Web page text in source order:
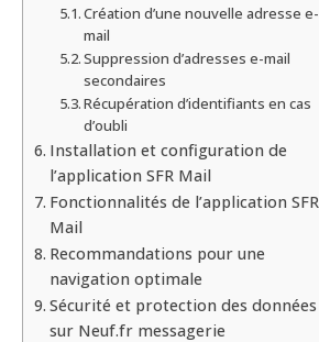
Création d’une nouvelle adresse e-
mail
Suppression d’adresses e-mail
secondaires
Récupération d’identifiants en cas
d’oubli
Installation et configuration de
l’application SFR Mail
Fonctionnalités de l’application SFR
Mail
Recommandations pour une
navigation optimale
Sécurité et protection des données
sur Neuf.fr messagerie